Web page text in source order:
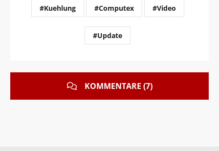
#Kuehlung #Computex #Video
#Update
KOMMENTARE (7)